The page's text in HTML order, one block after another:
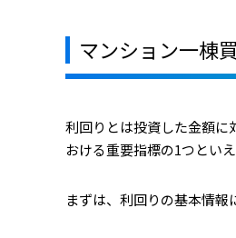
マンション一棟
利回りとは投資した金額に
おける重要指標の1つといえ
まずは、利回りの基本情報